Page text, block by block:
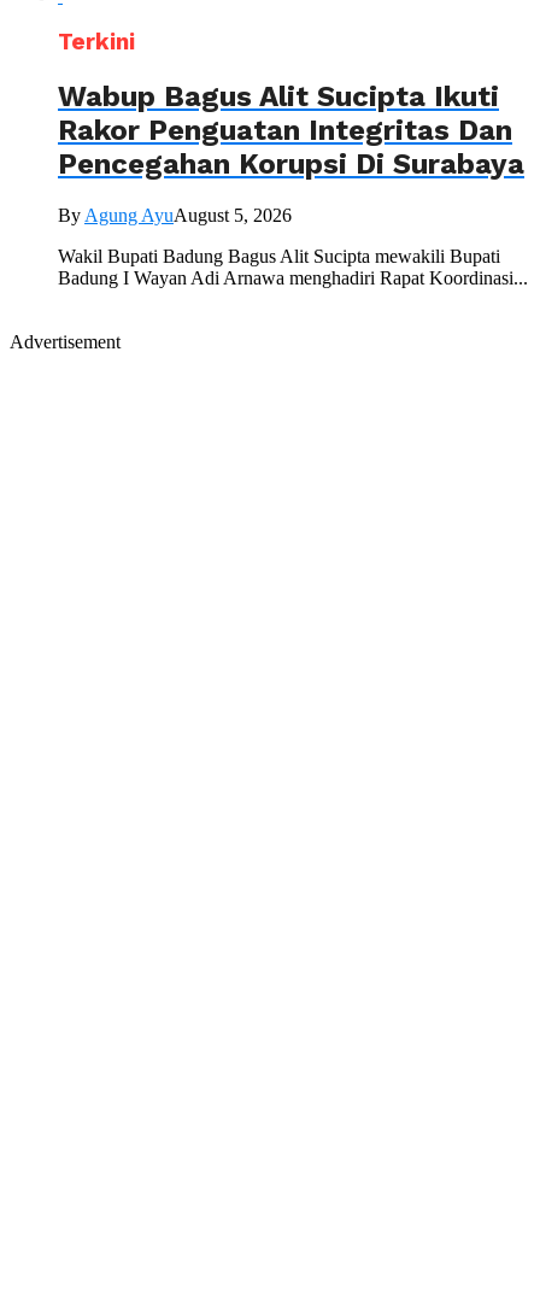
Terkini
Wabup Bagus Alit Sucipta Ikuti
Rakor Penguatan Integritas Dan
Pencegahan Korupsi Di Surabaya
By Agung AyuAugust 5, 2026
Wakil Bupati Badung Bagus Alit Sucipta mewakili Bupati
Badung I Wayan Adi Arnawa menghadiri Rapat Koordinasi...
Advertisement